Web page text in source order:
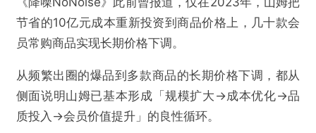
节省的10亿元成本重新投资到商品价格上，几十款会
员常购商品实现长期价格下调。
从频繁出圈的爆品到多款商品的长期价格下调，都从
侧面说明山姆已基本形成「规模扩大→成本优化→品
质投入→会员价值提升」的良性循环。